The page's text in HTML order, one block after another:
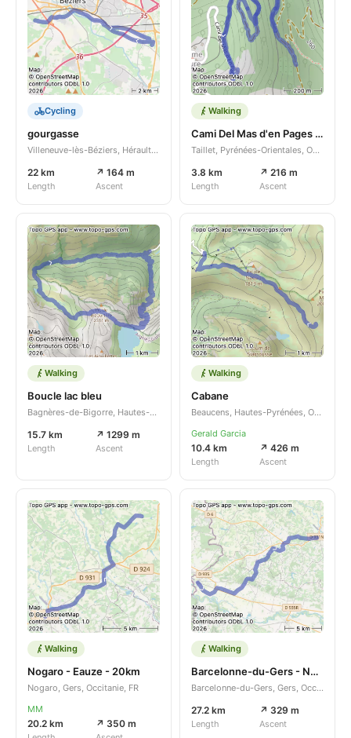
Cycling
gourgasse
Villeneuve-lès-Béziers, Hérault, Occitanie, FR
22 km
Length
↗ 164 m
Ascent
Walking
Cami Del Mas d'en Pages 1710 - 1720
Taillet, Pyrénées-Orientales, Occitanie, FR
3.8 km
Length
↗ 216 m
Ascent
Walking
Boucle lac bleu
Bagnères-de-Bigorre, Hautes-Pyrénées, Occitanie, FR
15.7 km
Length
↗ 1299 m
Ascent
Walking
Cabane
Beaucens, Hautes-Pyrénées, Occitanie, FR
Gerald Garcia
10.4 km
Length
↗ 426 m
Ascent
Walking
Nogaro - Eauze - 20km
Nogaro, Gers, Occitanie, FR
MM
20.2 km ↗ 350 m
Walking
Barcelonne-du-Gers - Nogaro - 26 km
Barcelonne-du-Gers, Gers, Occitanie, FR
27.2 km
Length
↗ 329 m
Ascent